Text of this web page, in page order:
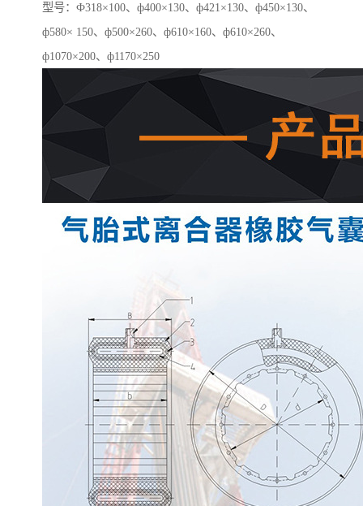
型号：Ф318×100、ф400×130、ф421×130、ф450×130、
ф580× 150、ф500×260、ф610×160、ф610×260、
ф1070×200、ф1170×250